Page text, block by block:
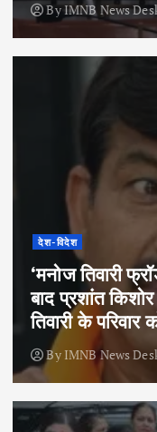
ByIMNB News
देश-विदेश
‘मनोज तिवारी
बाद प्रशांत
तिवारी के परिवार
By IMNB News